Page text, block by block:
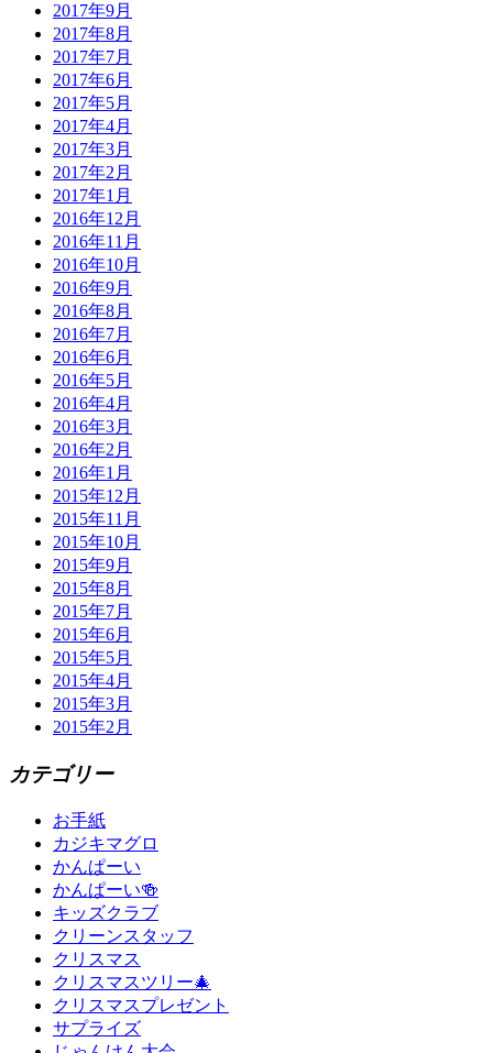
2017年9月
2017年8月
2017年7月
2017年6月
2017年5月
2017年4月
2017年3月
2017年2月
2017年1月
2016年12月
2016年11月
2016年10月
2016年9月
2016年8月
2016年7月
2016年6月
2016年5月
2016年4月
2016年3月
2016年2月
2016年1月
2015年12月
2015年11月
2015年10月
2015年9月
2015年8月
2015年7月
2015年6月
2015年5月
2015年4月
2015年3月
2015年2月
カテゴリー
お手紙
カジキマグロ
かんぱーい
かんぱーい🍻
キッズクラブ
クリーンスタッフ
クリスマス
クリスマスツリー🎄
クリスマスプレゼント
サプライズ